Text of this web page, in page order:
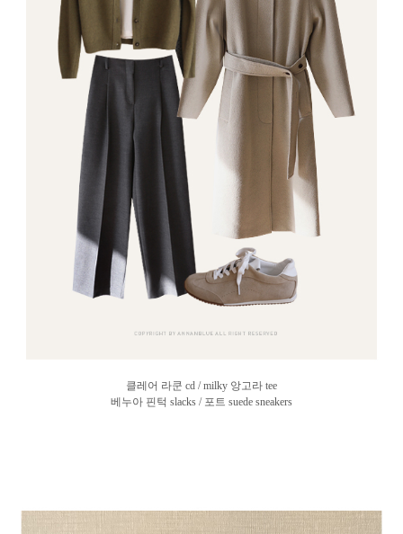
클레어 라쿤 cd /milky 앙고라 tee
베누아 핀턱 slacks / 포트 suede sneakers